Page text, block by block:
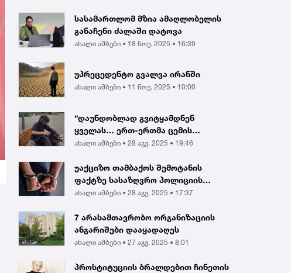
სასამართლომ მზია ამაღლობელის
განაჩენი ძალაში დატოვა
ახალი ამბები • 18 ნოე. 2025 • 16:39
უპრეცედენტო გვალვა ირანში
ახალი ამბები • 11 ნოე. 2025 • 10:00
“დაუნდობლად გვიტყამდნენ
ყველას… ერთ-ერთმა ცემის
შედეგად გონება დაკარგა...
ახალი ამბები • 28 აგვ. 2025 • 19:46
უაქციზო თამბაქოს შემოტანის
ფაქტზე სასაზღვრო პოლიციის
ინსპექტორი და ერთ...
ახალი ამბები • 28 აგვ. 2025 • 17:37
7 არასამთავრობო ორგანიზაციის
ანგარიშები დააყადაღეს
ახალი ამბები • 27 აგვ. 2025 • 8:01
პროსტიტუციის ბრალდებით ჩინეთის